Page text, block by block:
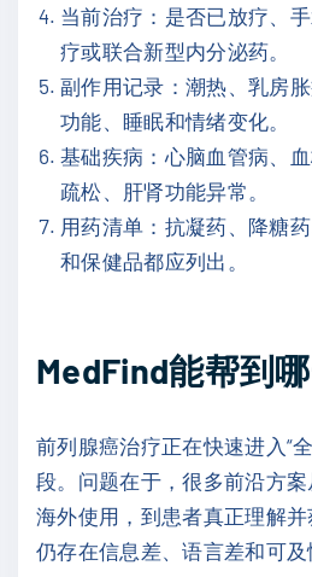
当前治疗：是否已放疗、
疗或联合新型内分泌药。
副作用记录：潮热、乳房
功能、睡眠和情绪变化。
基础疾病：心脑血管病、
疏松、肝肾功能异常。
用药清单：抗凝药、降糖
和保健品都应列出。
MedFind能帮到
前列腺癌治疗正在快速进入“
段。问题在于，很多前沿方案
海外使用，到患者真正理解
仍存在信息差、语言差和可及